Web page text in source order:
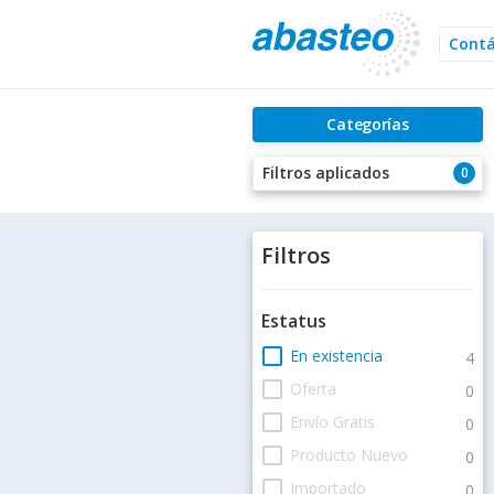
Categorías
0
Filtros aplicados
Filtros
Estatus
check_box_outline_blank En existencia 4
check_box_outline_blank Oferta 0
check_box_outline_blank Envío Gratis 0
check_box_outline_blank Producto Nuevo 0
check_box_outline_blank Importado